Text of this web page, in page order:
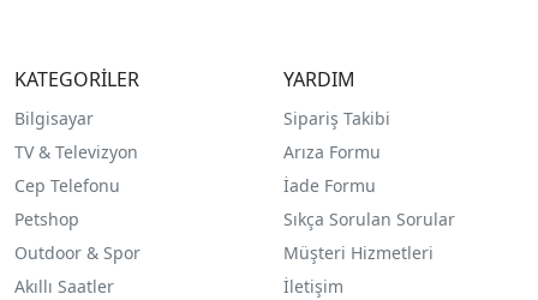
KATEGORİLER
Bilgisayar
TV & Televizyon
Cep Telefonu
Petshop
Outdoor & Spor
Akıllı Saatler
YARDIM
Sipariş Takibi
Arıza Formu
İade Formu
Sıkça Sorulan Sorular
Müşteri Hizmetleri
İletişim